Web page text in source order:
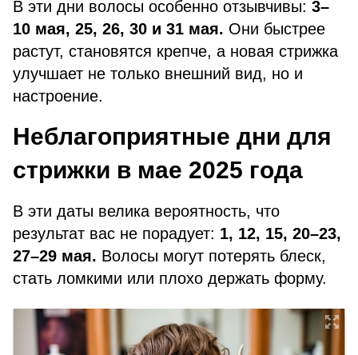
В эти дни волосы особенно отзывчивы: 3–
10 мая, 25, 26, 30 и 31 мая. Они быстрее
растут, становятся крепче, а новая стрижка
улучшает не только внешний вид, но и
настроение.
Неблагоприятные дни для
стрижки в мае 2025 года
В эти даты велика вероятность, что
результат вас не порадует: 1, 12, 15, 20–23,
27–29 мая. Волосы могут потерять блеск,
стать ломкими или плохо держать форму.